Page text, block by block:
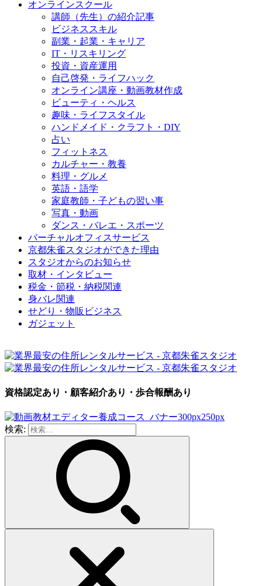
オンラインスクール
講師（先生）の紹介記事
ビジネススキル
副業・起業・キャリア
IT・リスキリング
投資・資産運用
自己啓発・ライフハック
オンライン講座・動画教材作成
ビューティ・ヘルス
趣味・ライフスタイル
ハンドメイド・クラフト・DIY
占い
フィットネス
カルチャー・教養
料理・グルメ
英語・語学
家庭教師・子どもの習い事
写真・動画
ダンス・バレエ・スポーツ
バーチャルオフィスサービス
京都朱雀スタジオができた理由
スタジオからのお知らせ
取材・インタビュー
税金・節税・納税関連
身バレ関連
せどり・物販ビジネス
ガジェット
資格認定あり・顧客紹介あり・歩合報酬あり
検索: